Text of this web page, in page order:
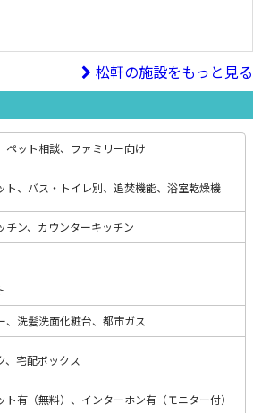
松軒の施設をもっと見る
ペット相談、ファミリー向け
ト、バス・トイレ別、追焚機能、浴室乾燥機
チン、カウンターキッチン
、洗髪洗面化粧台、都市ガス
、宅配ボックス
ト有（無料）、インターホン有（モニター付）